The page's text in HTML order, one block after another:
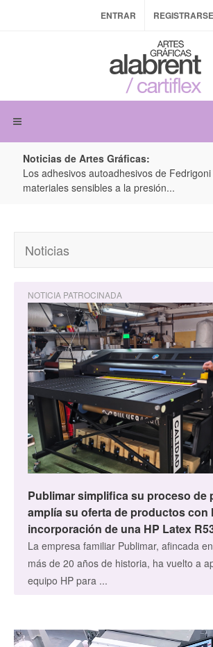
ENTRAR REGISTRARSE
Noticias de Artes Gráficas:
presentan
Colorman Ireland y BOBST:
producción de embalajes
Noticias
NOTICIA PATROCINADA
Publimar simplifica su proceso de
amplía su oferta de productos con
incorporación de una HP Latex
La empresa familiar Publimar, afincada
más de 20 años de historia, ha vuelto a
equipo HP para ...